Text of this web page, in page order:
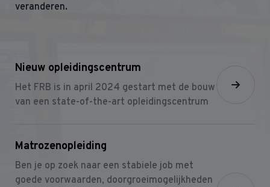
veranderen.
Nieuw opleidingscentrum
Het FRB is in april 2024 gestart met de bouw
van een state-of-the-art opleidingscentrum
Matrozenopleiding
Ben je op zoek naar een stabiele job met
goede voorwaarden, doorgroeimogelijkheden